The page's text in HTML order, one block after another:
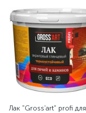
Лак "Gross'art" profi для